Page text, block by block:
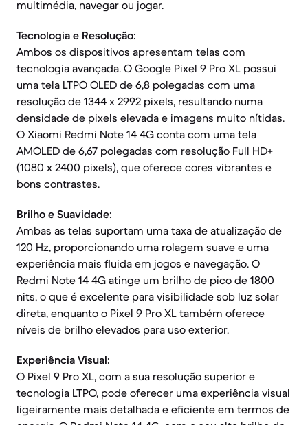
multimédia, navegar ou jogar.
Tecnologia e Resolução:
Ambos os dispositivos apresentam telas com
tecnologia avançada. O Google Pixel 9 Pro XL possui
uma tela LTPO OLED de 6,8 polegadas com uma
resolução de 1344 x 2992 pixels, resultando numa
densidade de pixels elevada e imagens muito nítidas.
O Xiaomi Redmi Note 14 4G conta com uma tela
AMOLED de 6,67 polegadas com resolução Full HD+
(1080 x 2400 pixels), que oferece cores vibrantes e
bons contrastes.
Brilho e Suavidade:
Ambas as telas suportam uma taxa de atualização de
120 Hz, proporcionando uma rolagem suave e uma
experiência mais fluida em jogos e navegação. O
Redmi Note 14 4G atinge um brilho de pico de 1800
nits, o que é excelente para visibilidade sob luz solar
direta, enquanto o Pixel 9 Pro XL também oferece
níveis de brilho elevados para uso exterior.
Experiência Visual:
O Pixel 9 Pro XL, com a sua resolução superior e
tecnologia LTPO, pode oferecer uma experiência visual
ligeiramente mais detalhada e eficiente em termos de